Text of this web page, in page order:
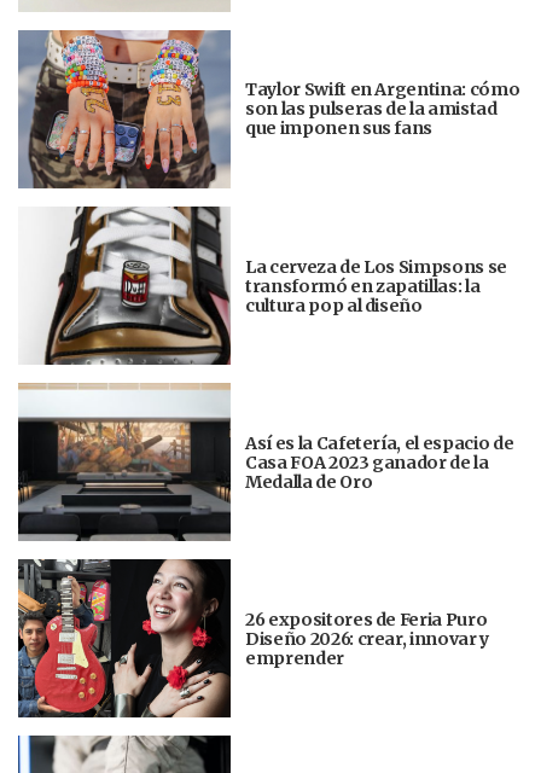
Taylor Swift en Argentina: cómo
son las pulseras de la amistad
que imponen sus fans
La cerveza de Los Simpsons se
transformó en zapatillas: la
cultura pop al diseño
Así es la Cafetería, el espacio de
Casa FOA 2023 ganador de la
Medalla de Oro
26 expositores de Feria Puro
Diseño 2026: crear, innovar y
emprender